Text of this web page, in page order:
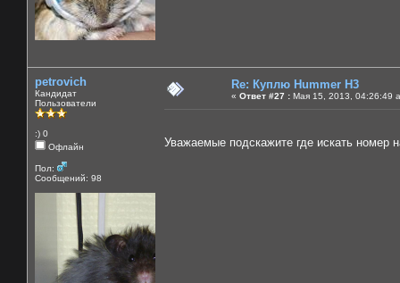
petrovich
Кандидат
Пользователи
:) 0
Офлайн
Пол:
Сообщений: 98
Re: Куплю Hummer H3
« Ответ #27 : Мая 15, 2013, 04:26:49
Уважаемые подскажите где искать номер